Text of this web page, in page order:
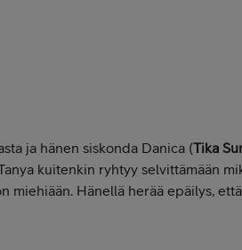
ja hänen siskonda Danica (Tika
kuitenkin ryhtyy selvittämään
miehiään. Hänellä herää epäilys,